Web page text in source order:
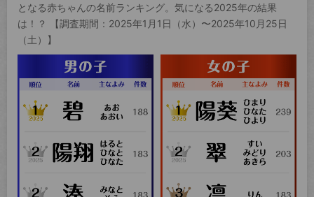
となる赤ちゃんの名前ランキング。気になる2025年の結果
は！？ 【調査期間：2025年1月1日（水）〜2025年10月25日
（土）】